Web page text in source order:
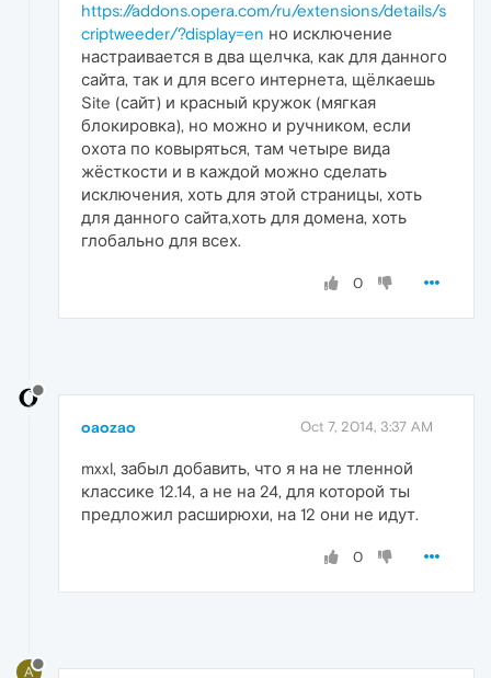
https://addons.opera.com/ru/extensions/details/s
criptweeder/?display=en но исключение
настраивается в два щелчка, как для данного
сайта, так и для всего интернета, щёлкаешь
Site (сайт) и красный кружок (мягкая
блокировка), но можно и ручником, если
охота по ковыряться, там четыре вида
жёсткости и в каждой можно сделать
исключения, хоть для этой страницы, хоть
для данного сайта,хоть для домена, хоть
глобально для всех.
0
oaozao Oct 7, 2014, 3:37 AM
mxxl, забыл добавить, что я на не тленной
классике 12.14, а не на 24, для которой ты
предложил расширюхи, на 12 они не идут.
0
A